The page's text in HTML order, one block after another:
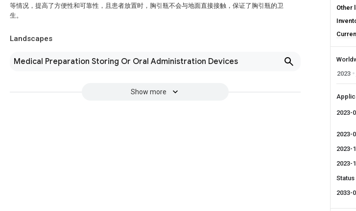
等情况，提高了方便性和可靠性，且患者放置时，胸引瓶不会与地面直接接触，保证了胸引瓶的卫
生。
Landscapes
Medical Preparation Storing Or Oral Administration Devices
Show more
Other
2023
2023-
2023-
2023-
2023-
Status
2033-